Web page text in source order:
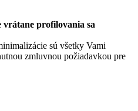
vrátane profilovania sa
sú všetky Vami
zmluvnou požiadavkou pre